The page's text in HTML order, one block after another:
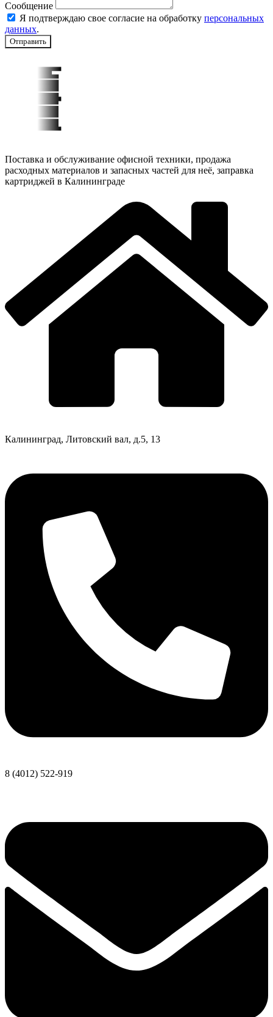
Сообщение
Я подтверждаю свое согласие на обработку персональных
данных.
Отправить
Поставка и обслуживание офисной техники, продажа
расходных материалов и запасных частей для неё, заправка
картриджей в Калининграде
Калининград, Литовский вал, д.5, 13
8 (4012) 522-919